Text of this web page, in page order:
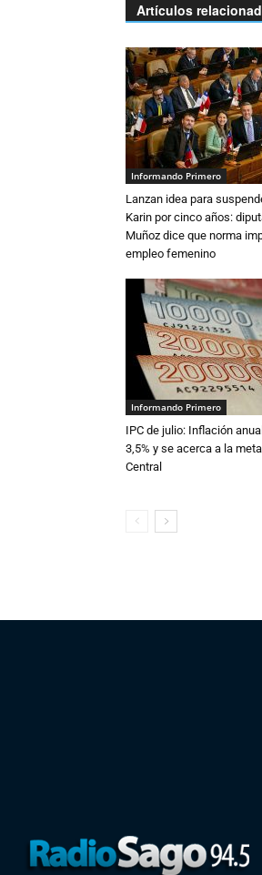
Artículos
Informando Primero
Lanzan idea para
Karin por cinco años:
Muñoz dice que norma
empleo femenino
Informando Primero
IPC de julio: Inflación
3,5% y se acerca a la
Central